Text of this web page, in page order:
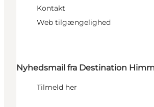
Kontakt
Web tilgængelighed
Nyhedsmail fra Destination
Tilmeld her